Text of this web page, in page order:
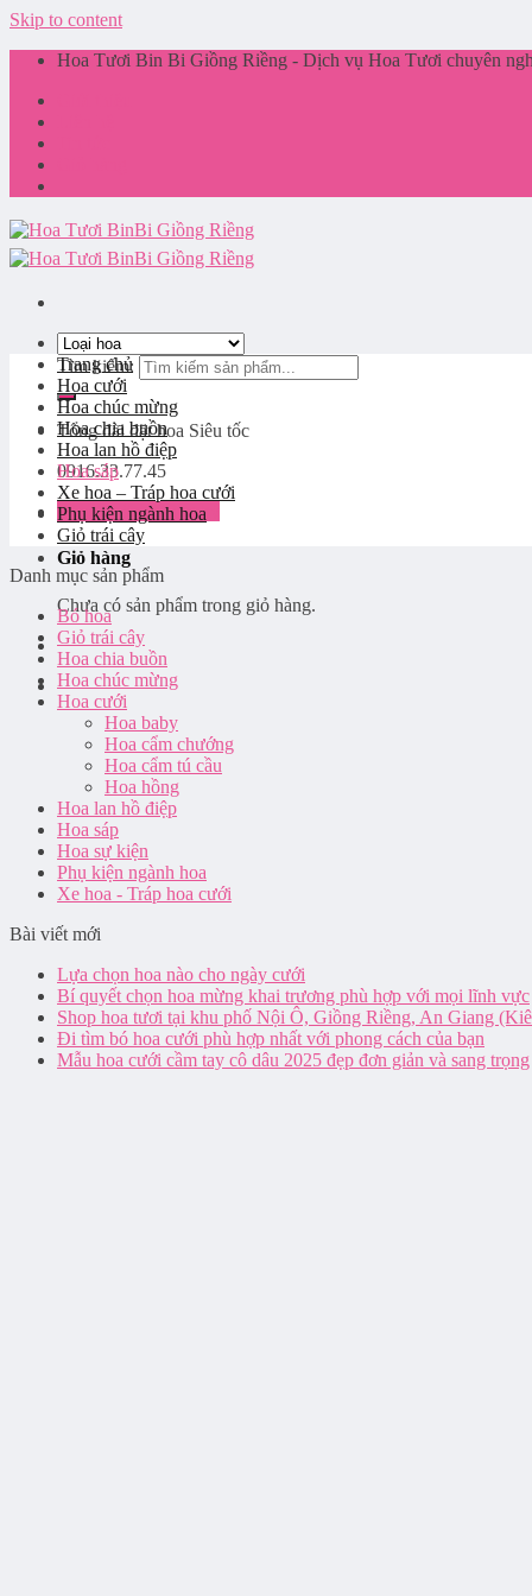
Skip to content
Hoa Tươi Bin Bi Giồng Riềng - Dịch vụ Hoa Tươi chuyên
Tìm kiếm:
Tổng đài đặt hoa Siêu tốc
0916.33.77.45
Đăng nhập / Đăng ký
Giỏ hàng
Chưa có sản phẩm trong giỏ hàng.
Trang chủ
Hoa cưới
Hoa chúc mừng
Hoa chia buồn
Hoa lan hồ điệp
Hoa sáp
Xe hoa – Tráp hoa cưới
Phụ kiện ngành hoa
Giỏ trái cây
Danh mục sản phẩm
Bó hoa
Giỏ trái cây
Hoa chia buồn
Hoa chúc mừng
Hoa cưới
Hoa baby
Hoa cẩm chướng
Hoa cẩm tú cầu
Hoa hồng
Hoa lan hồ điệp
Hoa sáp
Hoa sự kiện
Phụ kiện ngành hoa
Xe hoa - Tráp hoa cưới
Bài viết mới
Lựa chọn hoa nào cho ngày cưới
Bí quyết chọn hoa mừng khai trương phù hợp với mọi lĩnh vực
Shop hoa tươi tại khu phố Nội Ô, Giồng Riềng, An Giang
Đi tìm bó hoa cưới phù hợp nhất với phong cách của bạn
Mẫu hoa cưới cầm tay cô dâu 2025 đẹp đơn giản và sang trọng